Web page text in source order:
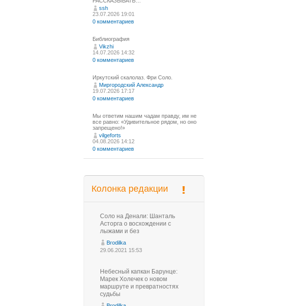
ssh
23.07.2026 19:01
0 комментариев
Библиография
Vikzhi
14.07.2026 14:32
0 комментариев
Иркутский скалолаз. Фри Соло.
Миргородский Александр
19.07.2026 17:17
0 комментариев
Мы ответим нашим чадам правду, им не
все равно: «Удивительное рядом, но оно
запрещено!»
vilgeforts
04.08.2026 14:12
0 комментариев
Колонка редакции
Соло на Денали: Шанталь
Асторга о восхождении с
лыжами и без
Brodilka
29.06.2021 15:53
Небесный капкан Барунце:
Марек Холечек о новом
маршруте и превратностях
судьбы